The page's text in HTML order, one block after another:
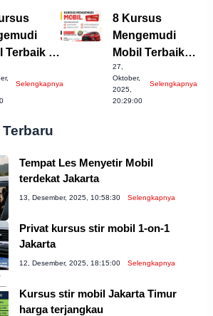
Terbaik di
yang
Dicoba!
Selengkapnya
8 Kursus
Mengemudi
Mobil Terbaik di
Serang Banten!
27,
Oktober,
2025,
20:29:00
Selengkapnya
Tempat Les Menyetir Mobil
terdekat Jakarta
13, Desember, 2025, 10:58:30 Selengkapnya
Privat kursus stir mobil 1-on-1
Jakarta
12, Desember, 2025, 18:15:00 Selengkapnya
Kursus stir mobil Jakarta Timur
harga terjangkau